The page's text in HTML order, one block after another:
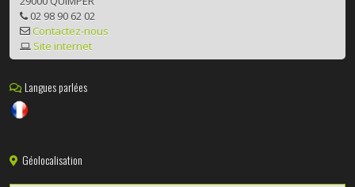
02 98 90 62 02
Contactez-nous
Site internet
Langues parlées
Géolocalisation